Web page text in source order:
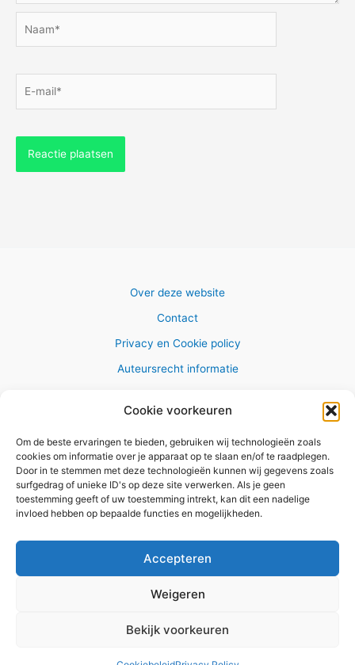
Cookie voorkeuren
Om de beste ervaringen te bieden, gebruiken wij technologieën zoals
cookies om informatie over je apparaat op te slaan en/of te raadplegen.
Door in te stemmen met deze technologieën kunnen wij gegevens zoals
surfgedrag of unieke ID's op deze site verwerken. Als je geen
toestemming geeft of uw toestemming intrekt, kan dit een nadelige
invloed hebben op bepaalde functies en mogelijkheden.
Accepteren
Weigeren
Bekijk voorkeuren
mail*
Over deze website
Contact
Privacy en Cookie policy
Auteursrecht informatie
Copyright © 2026 AlleWandelRoutes.nl
Vul hier je e-mail adres in om het
GRATIS wandelboekje te
ontvangen
Versturen